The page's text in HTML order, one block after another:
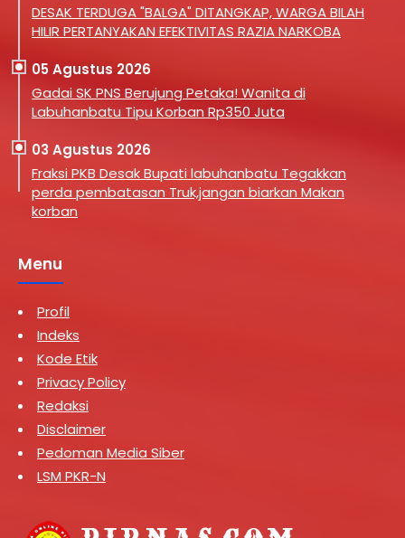
DESAK TERDUGA "BALGA" DITANGKAP, WARGA BILAH
HILIR PERTANYAKAN EFEKTIVITAS RAZIA NARKOBA
05 Agustus 2026
Gadai SK PNS Berujung Petaka! Wanita di
Labuhanbatu Tipu Korban Rp350 Juta
03 Agustus 2026
Fraksi PKB Desak Bupati labuhanbatu Tegakkan
perda pembatasan Truk,jangan biarkan Makan
korban
Menu
Profil
Indeks
Kode Etik
Privacy Policy
Redaksi
Disclaimer
Pedoman Media Siber
LSM PKR-N